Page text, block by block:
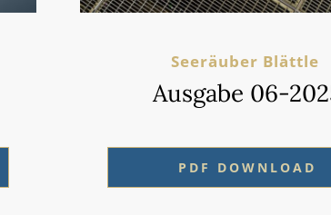
Seeräuber Blättle
Ausgabe 06-
PDF DOWNLOAD